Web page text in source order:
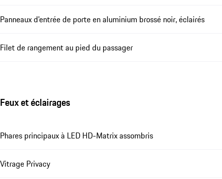
Panneaux d'entrée de porte en aluminium brossé noir, éclairés
Filet de rangement au pied du passager
Feux et éclairages
Phares principaux à LED HD-Matrix assombris
Vitrage Privacy